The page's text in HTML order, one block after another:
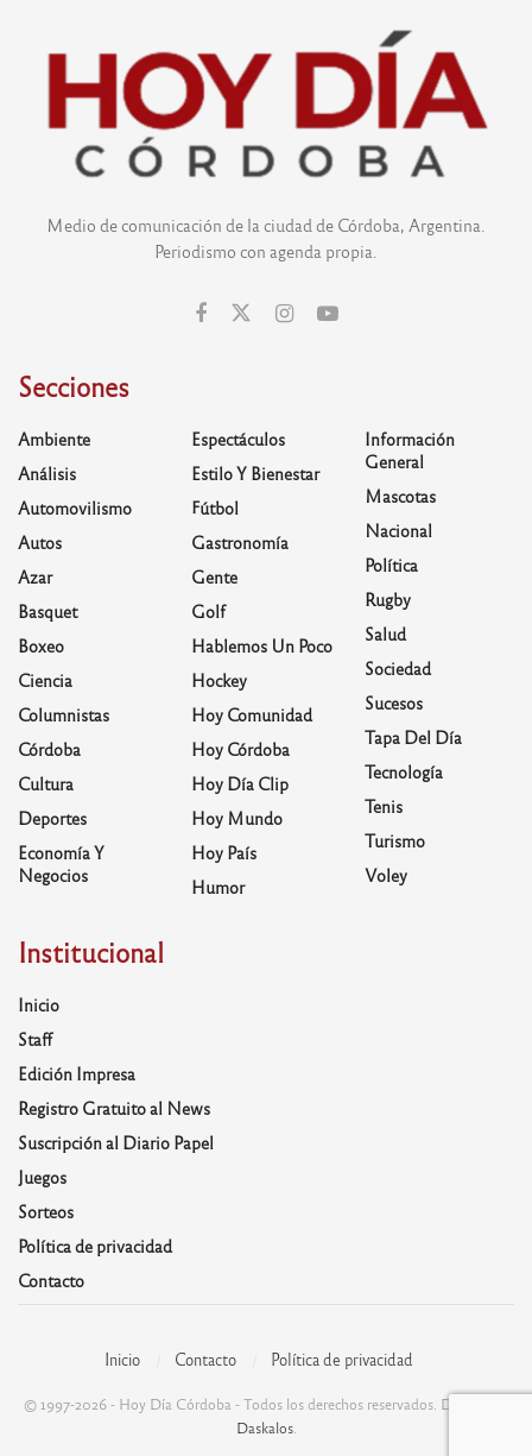
Medio de comunicación de la ciudad de Córdoba, Argentina.
Periodismo con agenda propia.
Secciones
Ambiente
Análisis
Automovilismo
Autos
Azar
Basquet
Boxeo
Ciencia
Columnistas
Córdoba
Cultura
Deportes
Economía Y
Negocios
Espectáculos
Estilo Y Bienestar
Fútbol
Gastronomía
Gente
Golf
Hablemos Un Poco
Hockey
Hoy Comunidad
Hoy Córdoba
Hoy Día Clip
Hoy Mundo
Hoy País
Humor
Información
General
Mascotas
Nacional
Política
Rugby
Salud
Sociedad
Sucesos
Tapa Del Día
Tecnología
Tenis
Turismo
Voley
Institucional
Inicio
Staff
Edición Impresa
Registro Gratuito al News
Suscripción al Diario Papel
Juegos
Sorteos
Política de privacidad
Contacto
Inicio Contacto Política de privacidad
© 1997-2026 - Hoy Día Córdoba - Todos los derechos reservados. Desarrolla:
Daskalos.